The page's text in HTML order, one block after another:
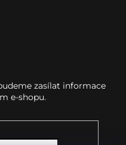
zasílat informace
e-shopu.